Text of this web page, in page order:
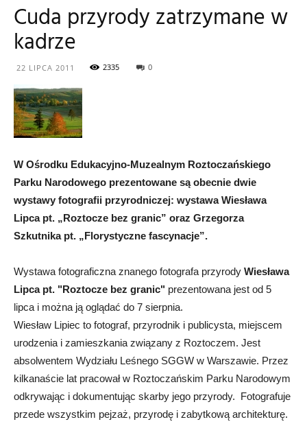
ekologiczna
Cuda przyrody zatrzymane w
kadrze
22 LIPCA 2011 2335 0
W Ośrodku Edukacyjno-Muzealnym Roztoczańskiego
Parku Narodowego prezentowane są obecnie dwie
wystawy fotografii przyrodniczej: wystawa Wiesława
Lipca pt. „Roztocze bez granic” oraz Grzegorza
Szkutnika pt. „Florystyczne fascynacje”.
Wystawa fotograficzna znanego fotografa przyrody Wiesława
Lipca pt. "Roztocze bez granic" prezentowana jest od 5
lipca i można ją oglądać do 7 sierpnia.
Wiesław Lipiec to fotograf, przyrodnik i publicysta, miejscem
urodzenia i zamieszkania związany z Roztoczem. Jest
absolwentem Wydziału Leśnego SGGW w Warszawie. Przez
kilkanaście lat pracował w Roztoczańskim Parku Narodowym
odkrywając i dokumentując skarby jego przyrody. Fotografuje
przede wszystkim pejzaż, przyrodę i zabytkową architekturę.